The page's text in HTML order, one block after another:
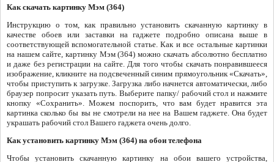
Как скачать картинку Мэм (364)
Инструкцию о том, как правильно установить скачанную картинку в
качестве обоев или заставки на гаджете подробно описана выше в
соответствующей вспомогательной статье. Как и все остальные картинки
на нашем сайте, картинку Мэм (364) можно скачать абсолютно бесплатно
и даже без регистрации на сайте. Для того чтобы скачать понравившееся
изображение, кликните на подсвеченный синим прямоугольник «Скачать»,
чтобы приступить к загрузке. Загрузка либо начнется автоматически, либо
браузер попросит указать путь. Выберите папку/ рабочий стол и нажмите
кнопку «Сохранить». Можем поспорить, что вам будет нравится эта
картинка сколько бы вы не смотрели на нее на Вашем гаджете. Она будет
украшать рабочий стол Вашего гаджета очень долго.
Как установить картинку Мэм (364) на обои телефона
Чтобы установить скачанную картинку на обои вашего устройства,